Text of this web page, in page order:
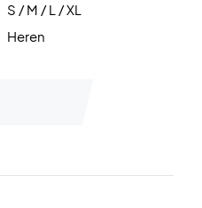
S / M / L / XL
Heren